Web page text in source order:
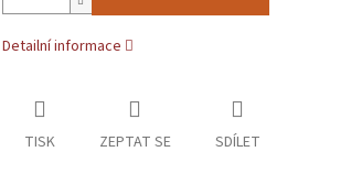
Detailní informace
TISK ZEPTAT SE SDÍLET